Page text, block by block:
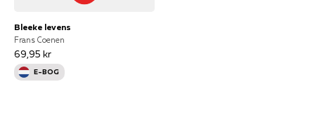
Bleeke levens
Frans Coenen
69,95 kr
E-BOG